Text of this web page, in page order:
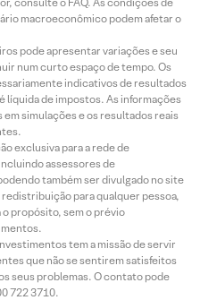
macroeconômico podem afetar o
pode apresentar variações e seu
num curto espaço de tempo. Os
indicativos de resultados
líquida de impostos. As informações
simulações e os resultados reais
exclusiva para a rede de
assessores de
também ser divulgado no site
para qualquer pessoa,
propósito, sem o prévio
tem a missão de servir
que não se sentirem satisfeitos
seus problemas. O contato pode
722 3710.